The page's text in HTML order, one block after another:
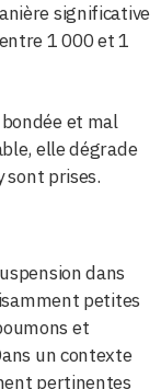
significative
1 000 et 1
et mal
elle dégrade
sont prises.
dans
petites
et
un contexte
pertinentes